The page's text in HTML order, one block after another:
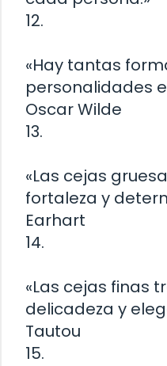
12.
«Hay tantas
personalidades
Oscar Wilde
13.
«Las cejas
fortaleza y
Earhart
14.
«Las cejas finas
delicadeza y
Tautou
15.